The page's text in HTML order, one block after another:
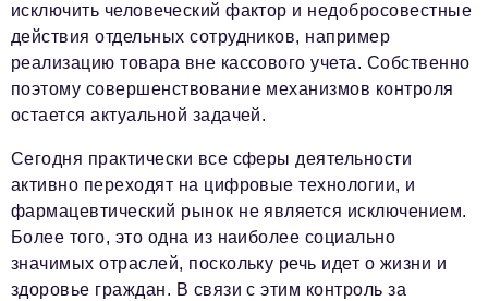
Отдел по работе с партнерами
partner@business-magazine.online
исключить человеческий фактор и недобросовестные
действия отдельных сотрудников, например
реализацию товара вне кассового учета. Собственно
поэтому совершенствование механизмов контроля
остается актуальной задачей.
Сегодня практически все сферы деятельности
активно переходят на цифровые технологии, и
фармацевтический рынок не является исключением.
Более того, это одна из наиболее социально
значимых отраслей, поскольку речь идет о жизни и
здоровье граждан. В связи с этим контроль за